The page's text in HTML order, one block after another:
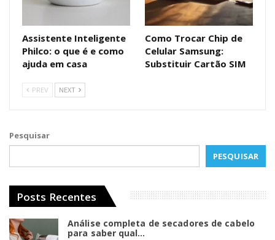
Assistente Inteligente
Philco: o que é e como
ajuda em casa
Como Trocar Chip de
Celular Samsung:
Substituir Cartão SIM
PREV NEXT
Pesquisar
PESQUISAR
Posts Recentes
Análise completa de secadores de cabelo
para saber qual…